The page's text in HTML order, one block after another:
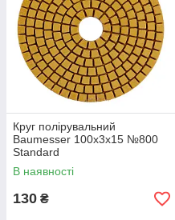
Круг полірувальний
Baumesser 100x3x15 №800
Standard
В наявності
130 ₴